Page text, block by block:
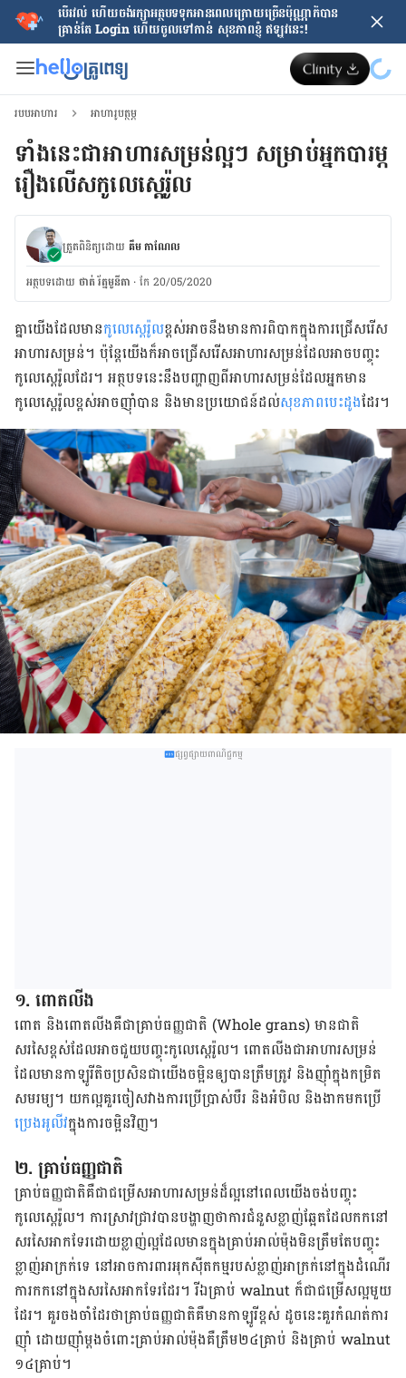
បើរវល់ ហើយចង់​រក្សាអត្ថបទទុកអានពេលក្រោយ​ច្រើនប៉ុណ្ណាក៏បាន
គ្រាន់តែ​ Login ហើយចូលទៅកាន់ សុខភាពខ្ញុំ ឥឡូវនេះ!
របបអាហារ អាហារូបត្ថម្ភ
ទាំងនេះជាអាហារសម្រន់ល្អៗ សម្រាប់អ្នកបារម្ភ
រឿងលើសកូលេស្តេរ៉ូល
ត្រួតពិនិត្យដោយ គឹម កាណែល
អត្ថបទ​ដោយ ថាត់ រ័ត្នមូនីតា · កែ 20/05/2020
គ្នាយើង​ដែល​មាន​កូលេស្តេរ៉ូល​ខ្ពស់​អាច​នឹង​មាន​ការ​ពិបាក​ក្នុង​ការ​ជ្រើសរើស​
អាហារ​សម្រន់​។ ប៉ុន្តែ​យើង​ក៏​អាច​ជ្រើសរើស​អាហារ​សម្រន់​ដែល​អាច​បញ្ចុះ​
កូលេស្តេរ៉ូល​ដែរ។ អត្ថបទ​នេះ​នឹង​បញ្ហា​ញពី​អាហារ​សម្រន់​ដែល​អ្នក​មាន​
កូលេស្តេរ៉ូល​ខ្ពស់​អាច​ញ៉ាំ​បាន និង​មាន​ប្រយោជន៍​ដល់​សុខភាព​បេះដូងដែរ។
ផ្សព្វផ្សាយពាណិជ្ជកម្ម
១.ពោតលីង
ពោត និង​ពោតលីង​គឺ​ជា​គ្រាប់ធញ្ញជាតិ (Whole grans)មាន​ជាតិ​
សរសៃ​ខ្ពស់​ដែល​អាច​ជួយ​បញ្ចុះ​កូលេស្តេរ៉ូល។ ពោតលីង​ជា​អាហារសម្រន់​
ដែល​មាន​កាឡូរី​តិច​ប្រសិនជា​យើង​ចម្អិន​ឲ្យ​បានត្រឹមត្រូវ និង​ញ៉ាំ​ក្នុង​កម្រិត​
សមរម្យ។ យក​ល្អ​គួរ​ចៀសវាង​ការ​ប្រើប្រាស់​បឺរ និង​អំបិល និង​ងាក​មក​ប្រើ​
ប្រេង​អូលីវ​ក្នុងការចម្អិនវិញ។
២.គ្រាប់ធញ្ញជាតិ
គ្រាប់ធញ្ញជាតិ​គឺជា​ជម្រើស​អាហារ​សម្រន់​ដ៏​ល្អ​នៅ​ពេល​យើង​ចង់​បញ្ចុះ​
កូលេស្តេរ៉ូល។ ការ​ស្រាវជ្រាវ​បាន​បង្ហាញ​ថា​ការ​ជំនួស​ខ្លាញ់​ឆ្អែត​ដែល​កក​នៅ​
សរសៃ​អាកទែរ​ដោយ​ខ្លាញ់​ល្អ​ដែល​មាន​ក្នុង​គ្រាប់​អាល់ម៉ុង​មិន​ត្រឹមតែ​បញ្ចុះ​
ខ្លាញ់​អាក្រក់ទេ នៅ​អាច​ការពារ​អុកស៊ីតកម្ម​របស់​ខ្លាញ់​អាក្រក់​នៅ​ក្នុង​ដំណើរ
ការ​កក​នៅ​ក្នុង​សរសៃ​អាកទែរដែរ។ រីឯ​គ្រាប់ walnut ក៏​ជា​ជម្រើស​ល្អ​មួយ​
ដែរ។ គួរ​ចងចាំ​ដែរ​ថា​គ្រាប់ធញ្ញជាតិ​គឺ​មាន​កាឡូរី​ខ្ពស់ ដូចនេះ​គួរ​កំណត់ការ
ញ៉ាំ ដោយញ៉ាំម្ដង​ចំពោះ​​គ្រាប់​អាល់ម៉ុងគឺត្រឹម​២៤​គ្រាប់ និង​គ្រាប់​ walnut
១៤​គ្រាប់។